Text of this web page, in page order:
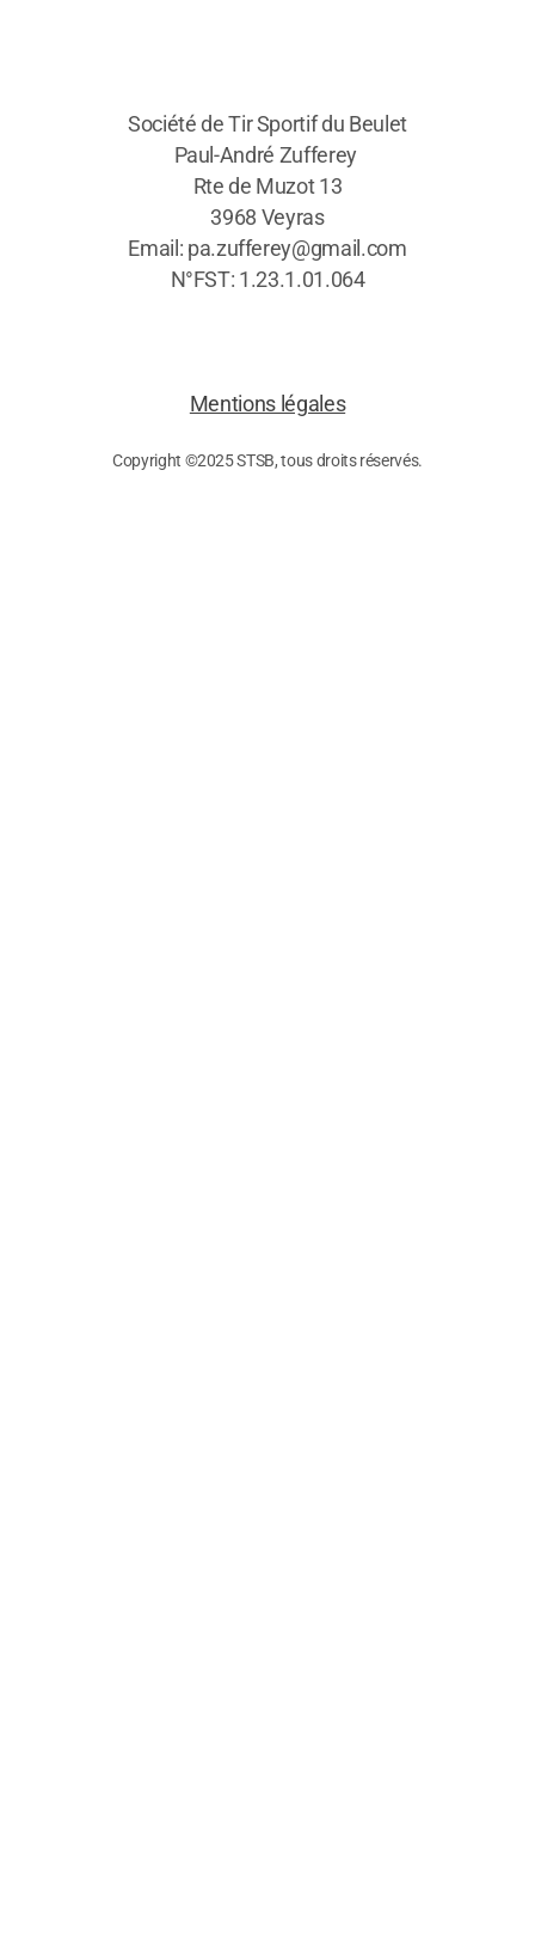
Société de Tir Sportif du Beulet
Paul-André Zufferey
Rte de Muzot 13
3968 Veyras
Email: pa.zufferey@gmail.com
N°FST: 1.23.1.01.064
Mentions légales
Copyright ©2025 STSB, tous droits réservés.